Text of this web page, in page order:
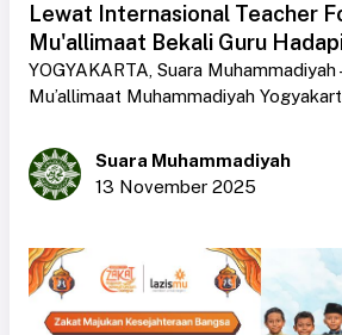
Lewat Internasional Teacher
Mu'allimaat Bekali Guru
YOGYAKARTA, Suara Muhammadiyah
Mu’allimaat Muhammadiyah
Suara Muhammadiyah
13 November 2025